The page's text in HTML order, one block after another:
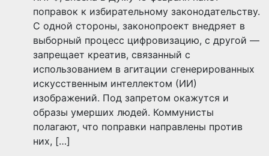
поправок к избирательному законодательству.
С одной стороны, законопроект внедряет в
выборный процесс цифровизацию, с другой —
запрещает креатив, связанный с
использованием в агитации сгенерированных
искусственным интеллектом (ИИ)
изображений. Под запретом окажутся и
образы умерших людей. Коммунисты
полагают, что поправки направлены против
них, […]